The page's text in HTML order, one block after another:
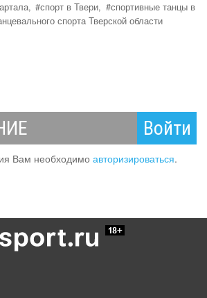
#спорт в Твери, #спортивные танцы в
спорта Тверской области
Войти
Вам необходимо авторизироваться.